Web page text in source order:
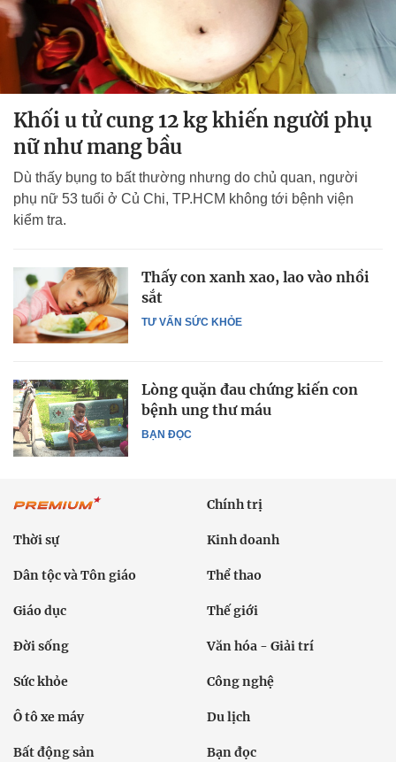
Khối u tử cung 12 kg khiến người phụ
nữ như mang bầu
Dù thấy bụng to bất thường nhưng do chủ quan, người
phụ nữ 53 tuổi ở Củ Chi, TP.HCM không tới bệnh viện
kiểm tra.
TƯ VẤN SỨC KHỎE
Thấy con xanh xao, lao vào nhồi
sắt
BẠN ĐỌC
Lòng quặn đau chứng kiến con
bệnh ung thư máu
Chính trị
Thời sự Kinh doanh
Dân tộc và Tôn giáo Thể thao
Giáo dục Thế giới
Đời sống Văn hóa - Giải trí
Sức khỏe Công nghệ
Ô tô xe máy Du lịch
Bất động sản Bạn đọc